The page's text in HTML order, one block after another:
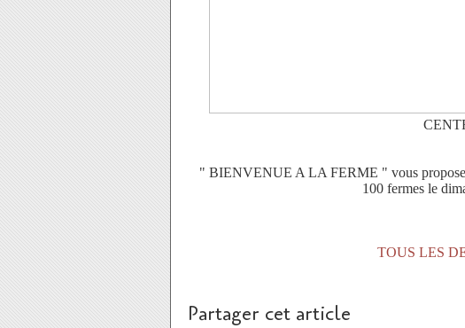
" BIENVENUE A LA FERME " vous propose
100 fermes le
TOUS LES
Partager cet article